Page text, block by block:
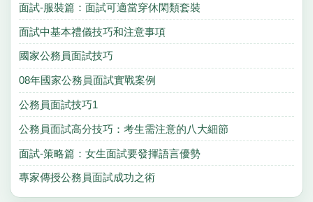
面試-服裝篇：面試可適當穿休閑類套裝
面試中基本禮儀技巧和注意事項
國家公務員面試技巧
08年國家公務員面試實戰案例
公務員面試技巧1
公務員面試高分技巧：考生需注意的八大細節
面試-策略篇：女生面試要發揮語言優勢
專家傳授公務員面試成功之術